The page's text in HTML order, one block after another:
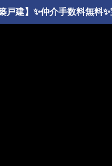
戸建】✨️仲介手数料無料